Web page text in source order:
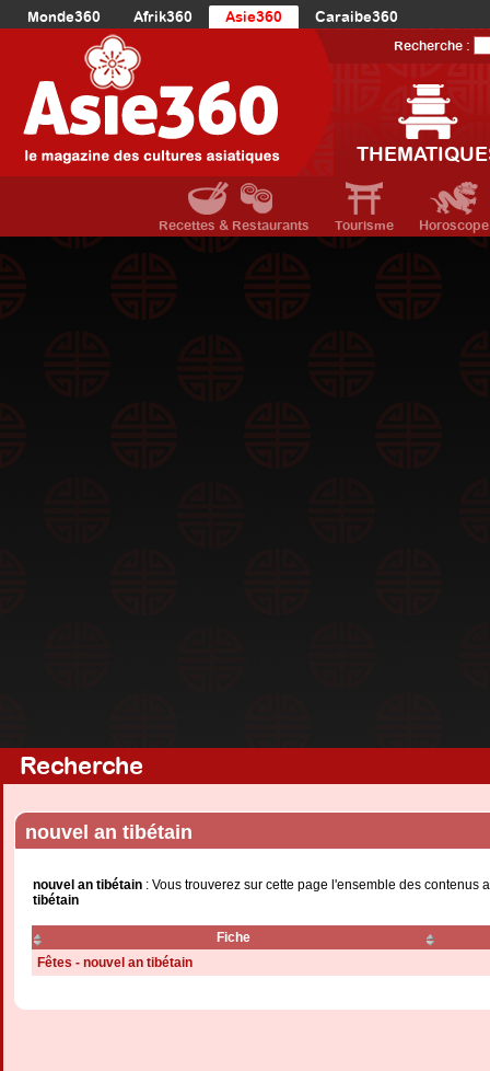
Monde360 Afrik360 Asie360
Caraibe360
Europe360
AmériqueDuNord360
Océanie360
Recherche :
Recettes & Restaurants Tourisme Horoscope
Recherche
nouvel an tibétain
nouvel an tibétain : Vous trouverez sur cette page l'ensemble des contenus
tibétain
Fiche
Fêtes - nouvel an tibétain